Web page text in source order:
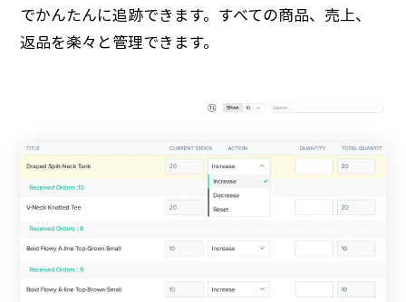
でかんたんに追跡できます。すべての商品、売上、
返品を楽々と管理できます。